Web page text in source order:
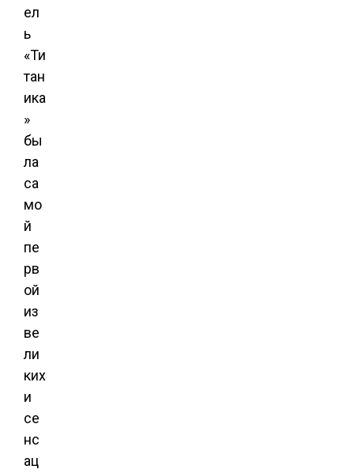
ел
ь
«Ти
тан
ика
»
бы
ла
са
мо
й
пе
рв
ой
из
ве
ли
ких
и
се
нс
ац